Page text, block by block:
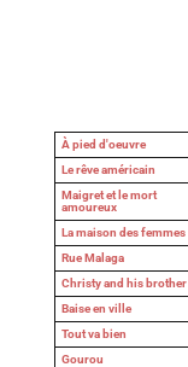
À pied d'oeuvre
Le rêve américain
Maigret et le mort
amoureux
La maison des femmes
Rue Malaga
Christy and his brother
Baise en ville
Tout va bien
Gourou